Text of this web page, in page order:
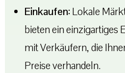
Einkaufen:Lokale
bieten ein einzigartiges
mit Verkäufern, die
Preise verhandeln.